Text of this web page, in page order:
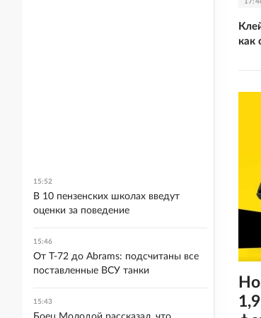
как
15:52
В 10 пензенских школах введут
оценки за поведение
15:46
От Т-72 до Abrams: подсчитаны все
поставленные ВСУ танки
15:43